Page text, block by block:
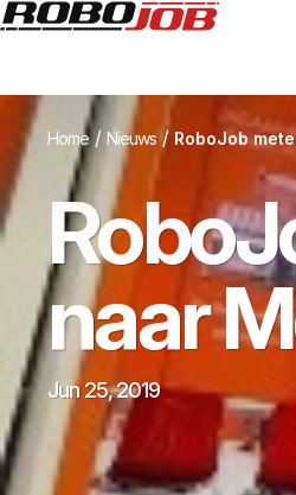
Home/ Nieuws / RoboJob
naar
Jun 25, 2019